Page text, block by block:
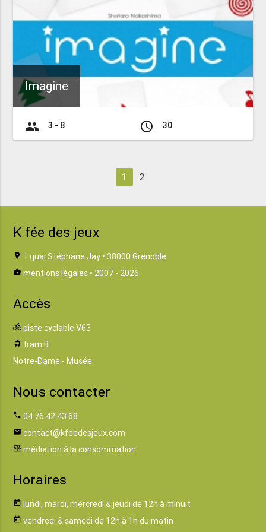
Imagine
group 3 - 8 access_time 30
1 2
K fée des jeux
location_on 1 quai Stéphane Jay • 38000 Grenoble
business_center mentions légales • 2007 - 2026
Accès
directions_bike piste cyclable V63
tram tram B
Notre-Dame - Musée
Nous contacter
phone 04 76 42 43 68
email contact@kfeedesjeux.com
balance médiation à la consommation
Horaires
today lundi, mardi, mercredi & jeudi de 12h à minuit
today vendredi & samedi de 12h à 1h du matin